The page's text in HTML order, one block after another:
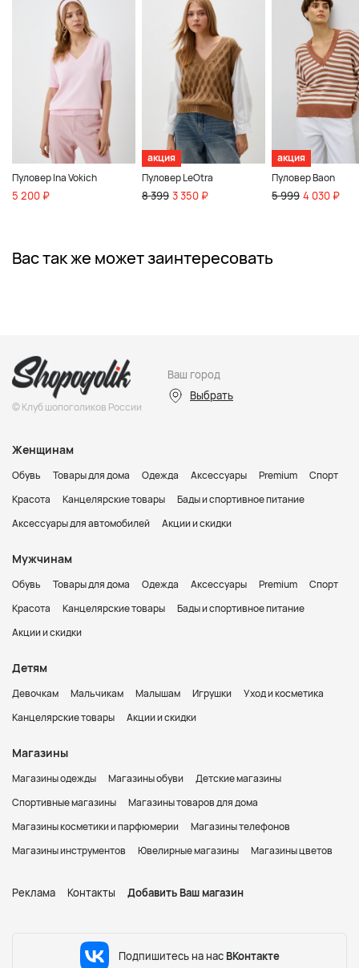
Пуловер Ina Vokich
5 200 ₽
акция
Пуловер LeOtra
8 399 3 350 ₽
акция
Пуловер Baon
5 999 4 030 ₽
Вас так же может заинтересовать
© Клуб шопоголиков России
Ваш город
Выбрать
Женщинам
Обувь Товары для дома Одежда Аксессуары Premium
Спорт
Красота
Канцелярские товары
Бады и спортивное питание
Аксессуары для автомобилей
Акции и скидки
Мужчинам
Обувь Товары для дома Одежда Аксессуары Premium
Спорт
Красота
Канцелярские товары
Бады и спортивное питание
Акции и скидки
Детям
Девочкам Мальчикам Малышам Игрушки
Уход и косметика
Канцелярские товары
Акции и скидки
Магазины
Магазины одежды Магазины обуви
Детские магазины
Спортивные магазины
Магазины товаров для дома
Магазины косметики и парфюмерии
Магазины телефонов
Магазины инструментов
Ювелирные магазины Магазины цветов
Реклама Контакты Добавить Ваш магазин
Подпишитесь на нас ВКонтакте